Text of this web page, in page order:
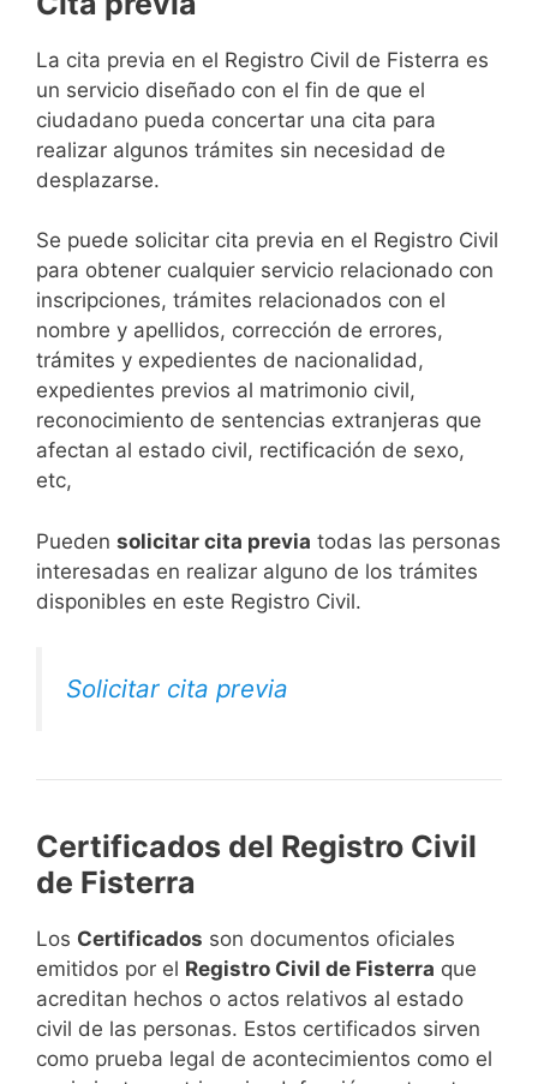
​​​​​​​​​​​​​​​​​​​​​​​​​​​​La cita previa en el Registro Civil de Fisterra es
un servicio diseñado con el fin de que el
ciudadano pueda concertar una cita para
realizar algunos trámites sin necesidad de
desplazarse.​
Se puede solicitar cita previa en el Registro Civil
para obtener cualquier servicio relacionado con
inscripciones, trámites relacionados con el
nombre y apellidos, corrección de errores,
trámites y expedientes de nacionalidad,
expedientes previos al matrimonio civil,
reconocimiento de sentencias extranjeras que
afectan al estado civil, rectificación de sexo,
etc,
​Pueden solicitar cita previa todas las personas
interesadas en realizar alguno de los trámites
disponibles en este Registro Civil.​
Solicitar cita previa
Certificados del Registro Civil
de Fisterra
Los Certificados son documentos oficiales
emitidos por el Registro Civil de Fisterra que
acreditan hechos o actos relativos al estado
civil de las personas. Estos certificados sirven
como prueba legal de acontecimientos como el